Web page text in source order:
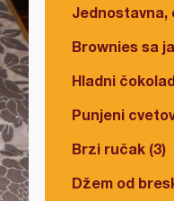
Jednostavna,
Brownies sa
Hladni
Punjeni
Brzi ručak (3)
Džem od